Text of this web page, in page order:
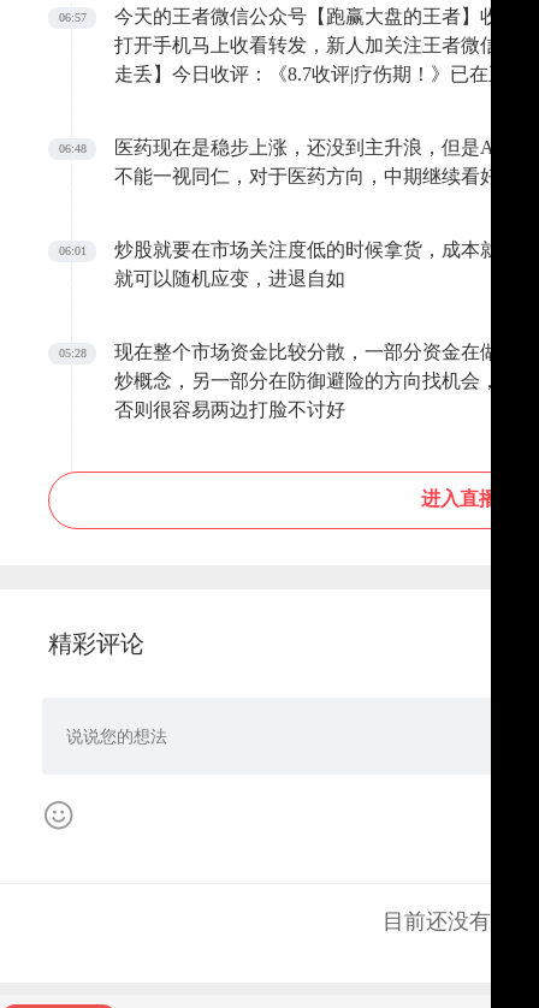
06:57
今天的王者微信公众号【跑赢大盘的王者】收评
打开手机马上收看转发，新人加关注王者微信公
走丢】今日收评：《8.7收评|疗伤期！》已在王者
06:48
医药现在是稳步上涨，还没到主升浪，但是AI科
不能一视同仁，对于医药方向，中期继续看好，
06:01
炒股就要在市场关注度低的时候拿货，成本就是
就可以随机应变，进退自如
05:28
现在整个市场资金比较分散，一部分资金在做科
炒概念，另一部分在防御避险的方向找机会，混
否则很容易两边打脸不讨好
进入直播间
精彩评论
目前还没有评论